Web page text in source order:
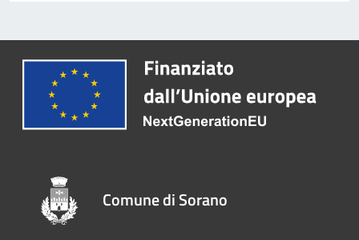
Comune di Sorano